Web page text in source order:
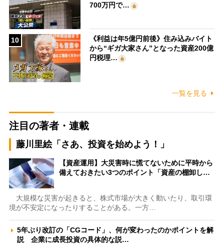
700万円で…
10
《利益は年5億円前後》住み込みバイト
から“ギガ大家さん”となった資産200億
円税理…
一覧を見る
注目の著者・連載
藤川里絵「さあ、投資を始めよう！」
【資産運用】大災害時に慌てないために平時から
備えておきたい3つのポイント「資産の棚卸し…
大規模な災害が起きると、株式市場が大きく動いたり、取引環
境が不安定になったりすることがある。一方…
5年ぶり改訂の「CGコード」、何が変わったのかポイントを解
説 企業に成長投資の具体的な説…